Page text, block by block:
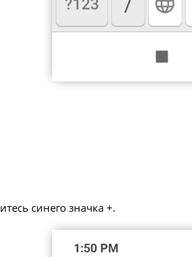
синего значка +.